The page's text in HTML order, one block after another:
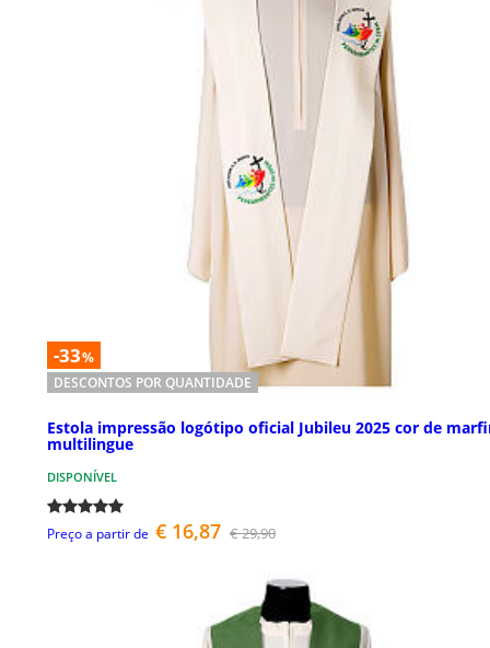
-33%
DESCONTOS POR QUANTIDADE
Estola impressão logótipo oficial Jubileu 2025 cor de
multilingue
DISPONÍVEL
Preço a partir de € 16,87 € 29,90